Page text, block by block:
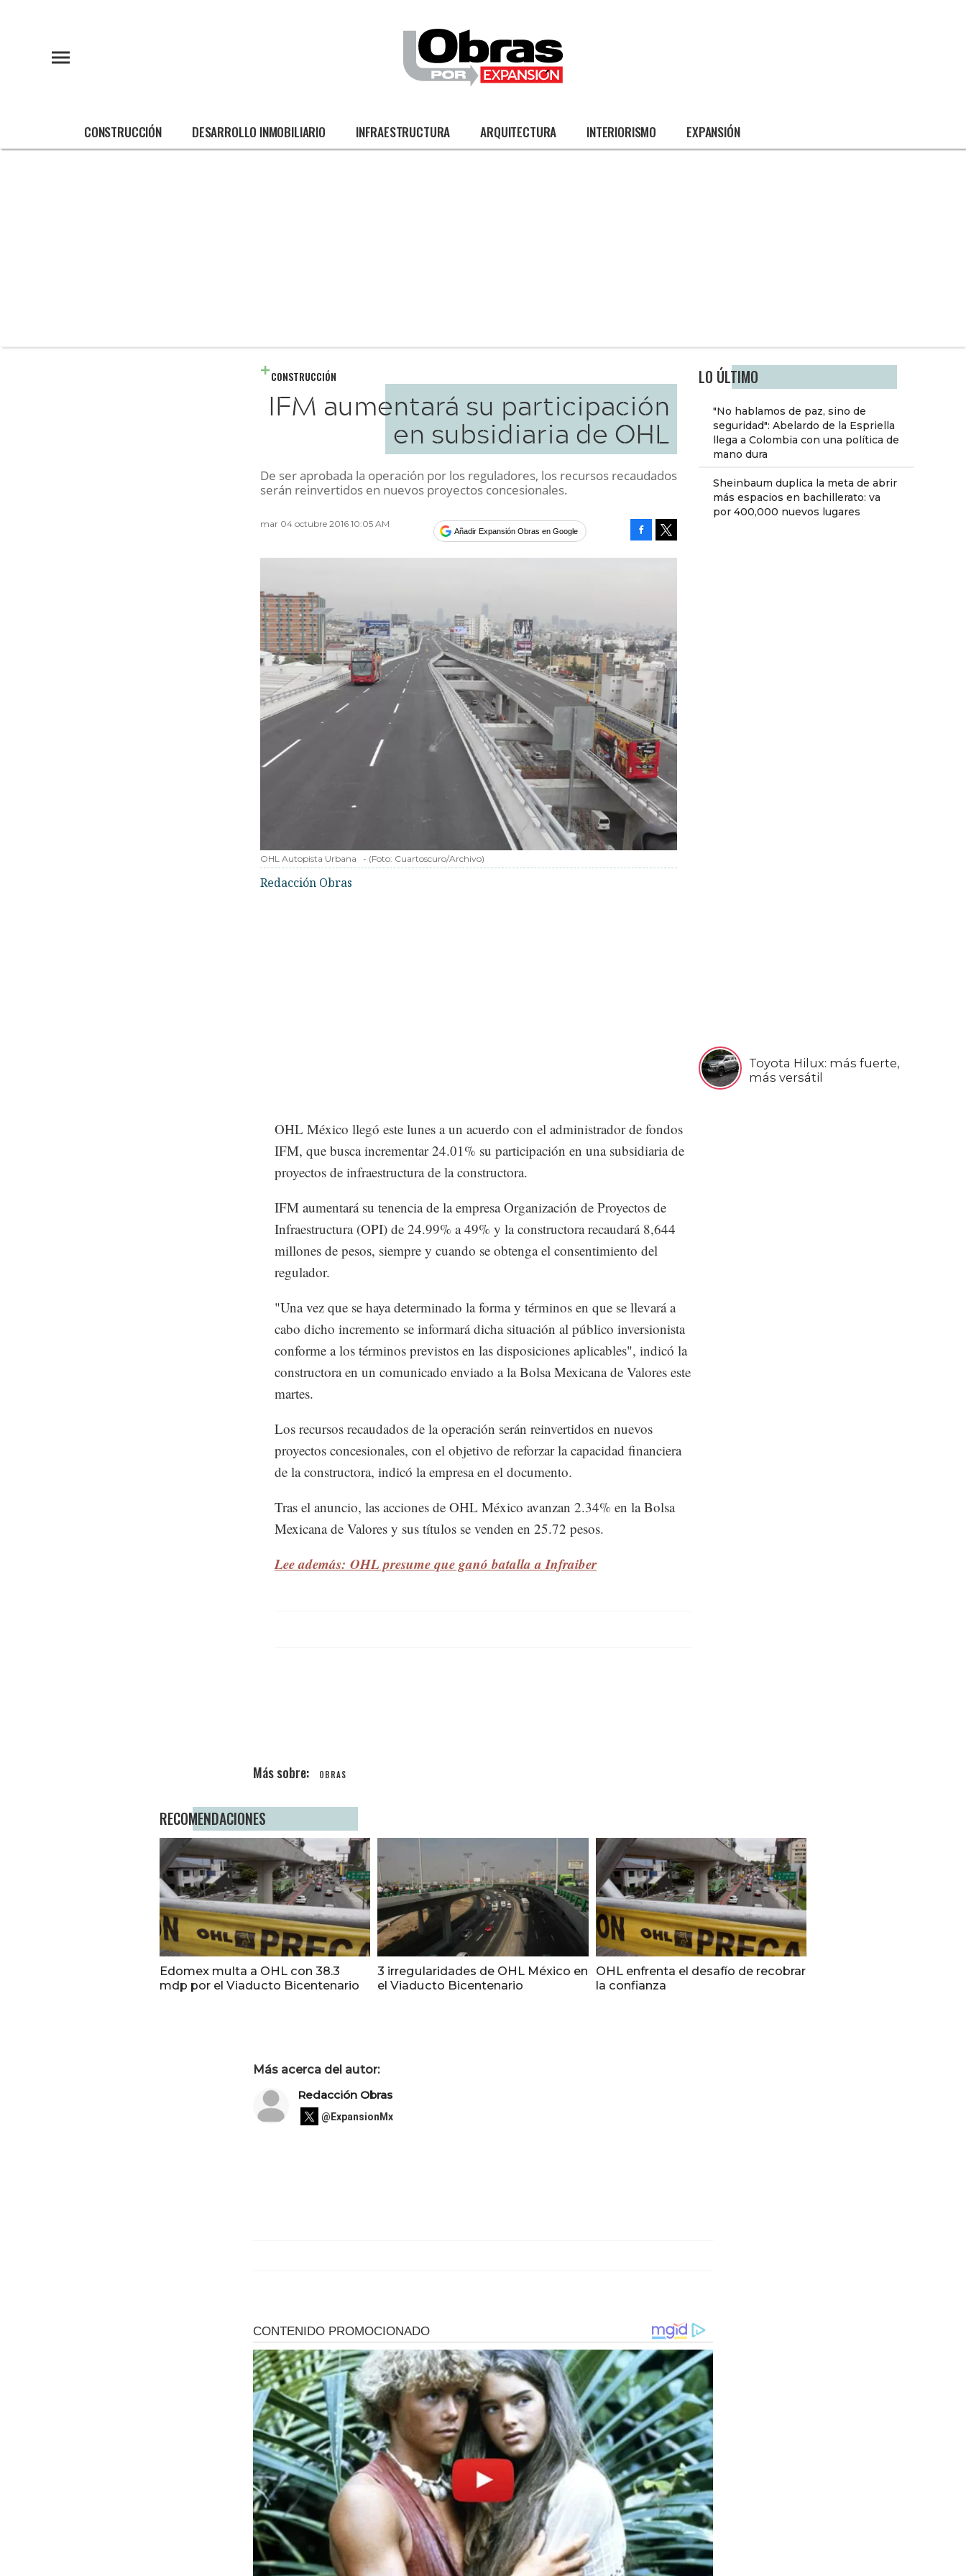
CONSTRUCCIÓN DESARROLLO INMOBILIARIO INFRAESTRUCTURA ARQUITECTURA INTERIORISMO EXPANSIÓN
LO ÚLTIMO
"No hablamos de paz, sino de
seguridad": Abelardo de la Espriella
llega a Colombia con una política de
mano dura
Sheinbaum duplica la meta de abrir
más espacios en bachillerato: va
por 400,000 nuevos lugares
Toyota Hilux: más fuerte,
más versátil
CONSTRUCCIÓN
IFM aumentará su participación
en subsidiaria de OHL
De ser aprobada la operación por los reguladores, los recursos recaudados
serán reinvertidos en nuevos proyectos concesionales.
mar 04 octubre 2016 10:05 AM
Añadir Expansión Obras en Google
OHL Autopista Urbana - (Foto: Cuartoscuro/Archivo)
Redacción Obras
OHL México llegó este lunes a un acuerdo con el administrador de fondos
IFM, que busca incrementar 24.01% su participación en una subsidiaria de
proyectos de infraestructura de la constructora.
IFM aumentará su tenencia de la empresa Organización de Proyectos de
Infraestructura (OPI) de 24.99% a 49% y la constructora recaudará 8,644
millones de pesos, siempre y cuando se obtenga el consentimiento del
regulador.
"Una vez que se haya determinado la forma y términos en que se llevará a
cabo dicho incremento se informará dicha situación al público inversionista
conforme a los términos previstos en las disposiciones aplicables", indicó la
constructora en un comunicado enviado a la Bolsa Mexicana de Valores este
martes.
Los recursos recaudados de la operación serán reinvertidos en nuevos
proyectos concesionales, con el objetivo de reforzar la capacidad financiera
de la constructora, indicó la empresa en el documento.
Tras el anuncio, las acciones de OHL México avanzan 2.34% en la Bolsa
Mexicana de Valores y sus títulos se venden en 25.72 pesos.
Lee además: OHL presume que ganó batalla a Infraiber
OBRAS
RECOMENDACIONES
Edomex multa a OHL con 38.3
mdp por el Viaducto Bicentenario
3 irregularidades de OHL México en
el Viaducto Bicentenario
OHL enfrenta el desafío de recobrar
la confianza
Más acerca del autor:
Redacción Obras
@ExpansionMx